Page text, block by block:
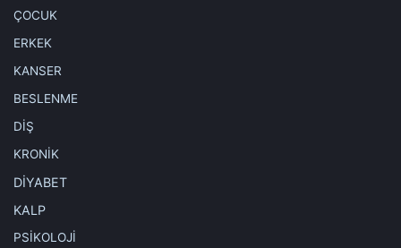
ÇOCUK
ERKEK
KANSER
BESLENME
DİŞ
KRONİK
DİYABET
KALP
PSİKOLOJİ